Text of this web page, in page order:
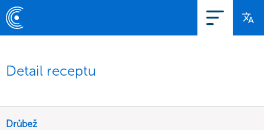
Detail receptu
Drůbež